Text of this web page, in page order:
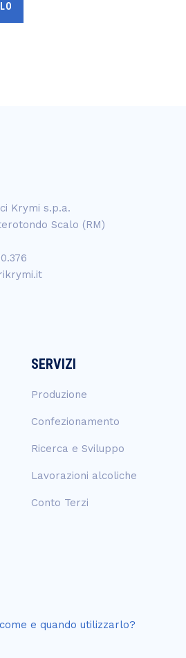
Krymi s.p.a.
Scalo (RM)
SERVIZI
Produzione
Confezionamento
Ricerca e Sviluppo
Lavorazioni alcoliche
Conto Terzi
e quando utilizzarlo?